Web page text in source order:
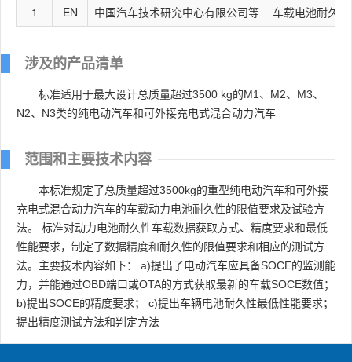
1
EN 中国汽车技术研究中心有限公司等 车载电池耐久
涉及的产品清单
标准适用于最大设计总质量超过3500 kg的M1、M2、M3、
N2、N3类的纯电动汽车和可外接充电式混合动力汽车
范围和主要技术内容
本标准规定了总质量超过3500kg的重型纯电动汽车和可外接
充电式混合动力汽车的车载动力电池耐久性的限值要求及试验方
法。 标准对动力电池耐久性车载数据获取方式、精度要求和最低
性能要求，制定了数据精度和耐久性的限值要求和相应的测试方
法。主要技术内容如下： a)提出了电动汽车应具备SOCE的监测能
力，并能通过OBD端口或OTA的方式获取最新的车载SOCE数值；
b)提出SOCE的精度要求； c)提出车辆电池耐久性最低性能要求；
提出精度测试方法和判定方法